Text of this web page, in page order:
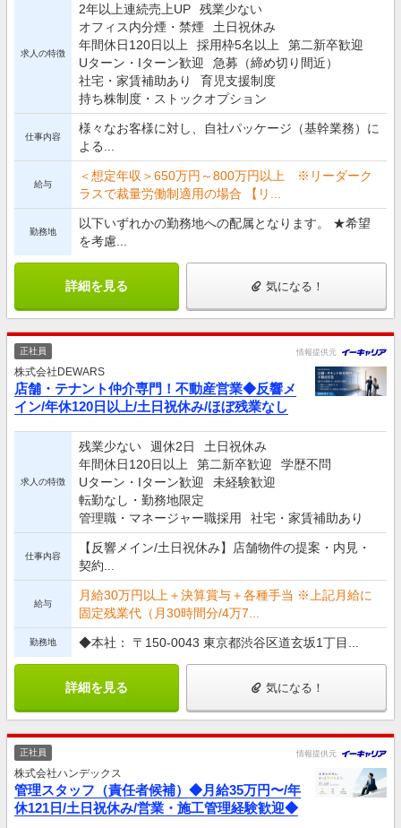
求人の特徴
2年以上連続売上UP
残業少ない
オフィス内分煙・禁煙
土日祝休み
年間休日120日以上
採用枠5名以上
第二新卒歓迎
Uターン・Iターン歓迎
急募（締め切り間近）
社宅・家賃補助あり
育児支援制度
持ち株制度・ストックオプション
仕事内容
様々なお客様に対し、自社パッケージ（基幹業務）に
よる...
給与
＜想定年収＞650万円～800万円以上 ※リーダーク
ラスで裁量労働制適用の場合 【リ...
勤務地
以下いずれかの勤務地への配属となります。 ★希望
を考慮...
詳細を見る 気になる！
正社員 情報提供元
株式会社DEWARS
店舗・テナント仲介専門！不動産営業◆反響メ
イン/年休120日以上/土日祝休み/ほぼ残業なし
求人の特徴
残業少ない 週休2日
土日祝休み
年間休日120日以上
第二新卒歓迎
学歴不問
Uターン・Iターン歓迎
未経験歓迎
転勤なし・勤務地限定
管理職・マネージャー職採用
社宅・家賃補助あり
仕事内容
【反響メイン/土日祝休み】店舗物件の提案・内見・
契約...
給与
月給30万円以上＋決算賞与＋各種手当 ※上記月給に
固定残業代（月30時間分/4万7...
勤務地 ◆本社： 〒150-0043 東京都渋谷区道玄坂1丁目...
詳細を見る 気になる！
正社員 情報提供元
株式会社ハンデックス
管理スタッフ（責任者候補）◆月給35万円〜/年
休121日/土日祝休み/営業・施工管理経験歓迎◆